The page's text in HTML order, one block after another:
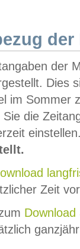
der
der
Dies
im Sommer
Sie die
Zeit
Download